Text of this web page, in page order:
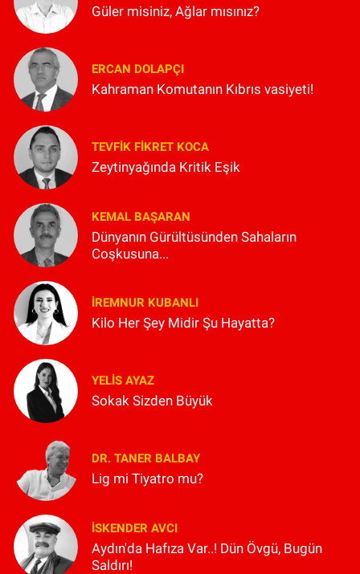
Güler misiniz, Ağlar mısınız?
ERCAN DOLAPÇI
Kahraman Komutanın Kıbrıs vasiyeti!
TEVFIK FIKRET KOCA
Zeytinyağında Kritik Eşik
KEMAL BAŞARAN
Dünyanın Gürültüsünden Sahaların
Coşkusuna...
İREMNUR KUBANLI
Kilo Her Şey Midir Şu Hayatta?
YELIS AYAZ
Sokak Sizden Büyük
DR. TANER BALBAY
Lig mi Tiyatro mu?
İSKENDER AVCI
Aydın'da Hafıza Var..! Dün Övgü, Bugün
Saldırı!